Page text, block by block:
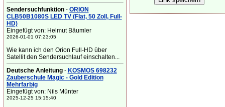
Sendersuchfunktion- ORION
CLB50B1080S LED TV (Flat, 50 Zoll, Full-
HD)
Eingefügt von: Helmut Bäumler
2026-01-01 07:23:05
Wie kann ich den Orion Full-HD über
Satellit den Sendersuchlauf einschalten...
Deutsche Anleitung- KOSMOS 698232
Zauberschule Magic - Gold Edition
Mehrfarbig
Eingefügt von: Nils Münter
2025-12-25 15:15:40